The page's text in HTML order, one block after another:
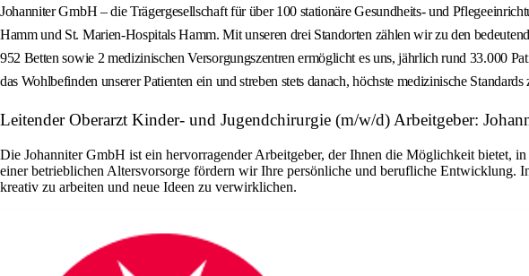
Johanniter GmbH – die Trägergesellschaft für über 100 stationäre Gesundheits- und
Hamm und St. Marien-Hospitals Hamm. Mit unseren drei Standorten zählen wir zu den
952 Betten sowie 2 medizinischen Versorgungszentren ermöglicht es uns, jährlich rund 33.000
das Wohlbefinden unserer Patienten ein und streben stets danach, höchste medizinische Standards
Leitender Oberarzt Kinder- und Jugendchirurgie (m/w/d) Arbeitgeber:
Die Johanniter GmbH ist ein hervorragender Arbeitgeber, der Ihnen die Möglichkeit bietet,
einer betrieblichen Altersvorsorge fördern wir Ihre persönliche und berufliche Entwicklung.
kreativ zu arbeiten und neue Ideen zu verwirklichen.